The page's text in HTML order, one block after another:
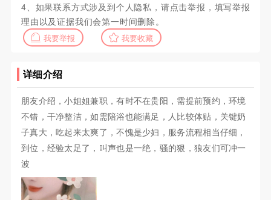
4、如果联系方式涉及到个人隐私，请点击举报，填写举报
理由以及证据我们会第一时间删除。
我要举报 我要收藏
详细介绍
朋友介绍，小姐姐兼职，有时不在贵阳，需提前预约，环境
不错，干净整洁，如需陪浴也能满足，人比较体贴，关键奶
子真大，吃起来太爽了，不愧是少妇，服务流程相当仔细，
到位，经验太足了，叫声也是一绝，骚的狠，狼友们可冲一
波